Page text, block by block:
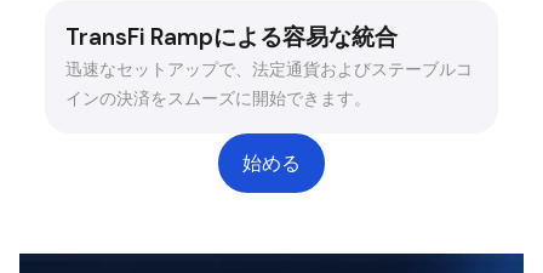
TransFi Rampによる容易な統合
迅速なセットアップで、法定通貨およびステーブルコ
インの決済をスムーズに開始できます。
始める